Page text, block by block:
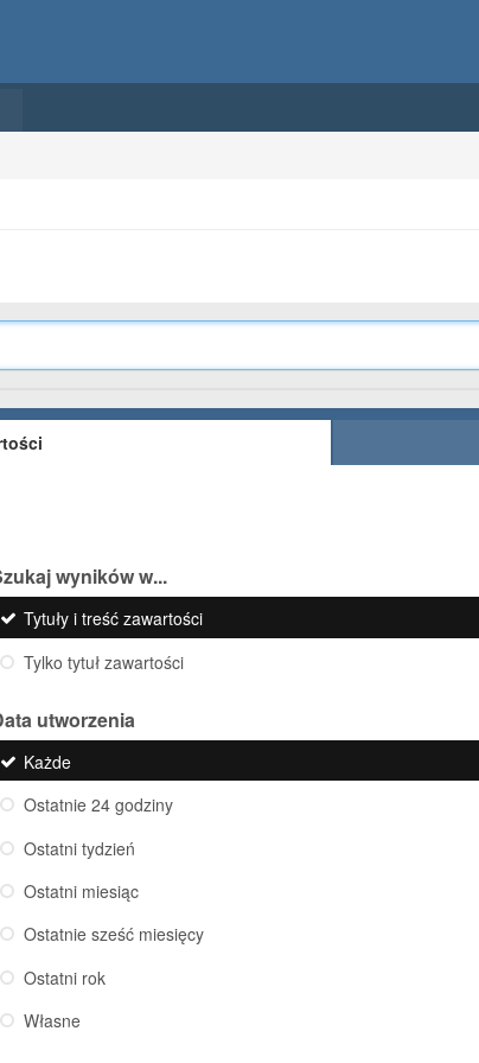
wyników w...
Tytuły i treść zawartości
Tylko tytuł zawartości
utworzenia
Każde
Ostatnie 24 godziny
Ostatni tydzień
Ostatni miesiąc
Ostatnie sześć miesięcy
Ostatni rok
Własne